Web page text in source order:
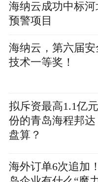
海纳云成功中标河
预警项目
海纳云，第六届安
技术一等奖！
拟斥资最高1.1亿
份的青岛海程邦
盘算？
海外订单6次追加